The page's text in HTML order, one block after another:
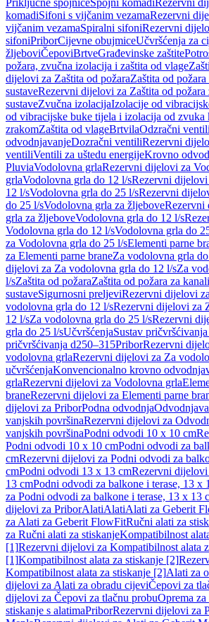
Priključne spojniceSpojni komadiRezervni
komadiSifoni s vijčanim vezamaRezervni
vijčanim vezamaSpiralni sifoniRezervni
sifoniPriborCijevne obujmiceUčvršćenja za
žljeboviČepoviBrtveGrađevinske zaštite
požara, zvučna izolacija i zaštita od vlage
dijelovi za Zaštita od požaraZaštita od
sustaveRezervni dijelovi za Zaštita od požara
sustaveZvučna izolacijaIzolacije od
od vibracijske buke tijela i izolacija od zvuka
zrakomZaštita od vlageBrtvilaOdzračni
odvodnjavanjeDozračni ventiliRezervni
ventiliVentili za uštedu energijeKrovno
PluviaVodolovna grlaRezervni dijelovi za
grlaVodolovna grla do 12 l/sRezervni
12 l/sVodolovna grla do 25 l/sRezervni
do 25 l/sVodolovna grla za žljeboveRezervni
grla za žljeboveVodolovna grla do 12 l/s
Vodolovna grla do 12 l/sVodolovna grla do
za Vodolovna grla do 25 l/sElementi parne
za Elementi parne braneZa vodolovna grla
dijelovi za Za vodolovna grla do 12 l/sZa
l/sZaštita od požaraZaštita od požara za
sustaveSigurnosni preljeviRezervni dijelovi
vodolovna grla do 12 l/sRezervni dijelovi za
12 l/sZa vodolovna grla do 25 l/sRezervni
grla do 25 l/sUčvršćenjaSustav
pričvršćivanja d250–315PriborRezervni
vodolovna grlaRezervni dijelovi za Za
učvršćenjaKonvencionalno krovno
grlaRezervni dijelovi za Vodolovna grla
braneRezervni dijelovi za Elementi parne
dijelovi za PriborPodna odvodnja
vanjskih površinaRezervni dijelovi za
vanjskih površinaPodni odvodi 10 x 10 cm
Podni odvodi 10 x 10 cmPodni odvodi za
cmRezervni dijelovi za Podni odvodi za
cmPodni odvodi 13 x 13 cmRezervni
13 cmPodni odvodi za balkone i terase, 13 x
za Podni odvodi za balkone i terase, 13 x 13
dijelovi za PriborAlatiAlatiAlati za Geberit
za Alati za Geberit FlowFitRučni alati za
za Ručni alati za stiskanjeKompatibilnost
[1]Rezervni dijelovi za Kompatibilnost alata
[1]Kompatibilnost alata za stiskanje [2]
Kompatibilnost alata za stiskanje [2]Alati za
dijelovi za Alati za obradu cijeviČepovi za
dijelovi za Čepovi za tlačnu probuOprema
stiskanje s alatimaPriborRezervni dijelovi za